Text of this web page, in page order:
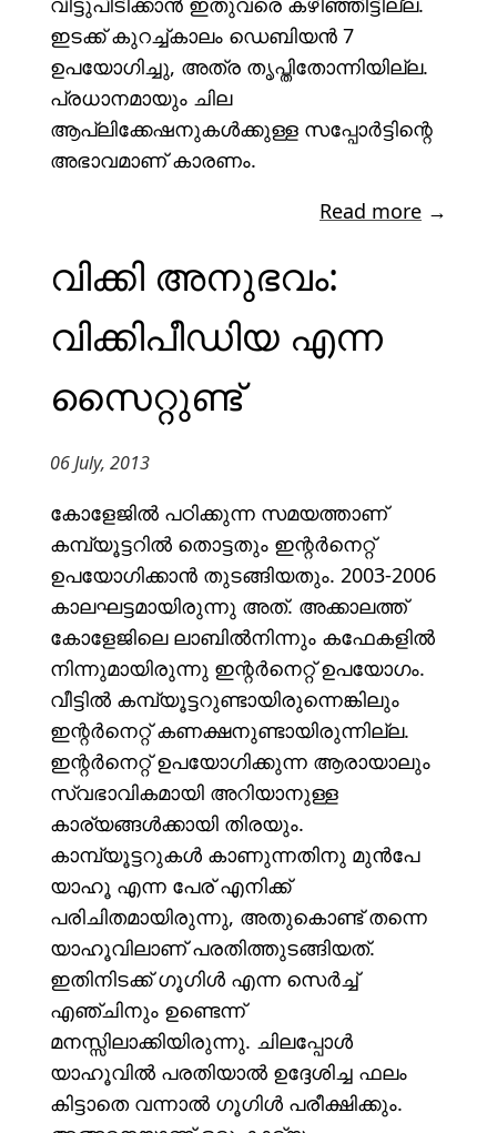
ഇടക്ക് കുറച്ച്കാലം ഡെബിയൻ 7
ഉപയോഗിച്ചു, അത്ര തൃപ്തിതോന്നിയില്ല.
പ്രധാനമായും ചില
ആപ്ലിക്കേഷനുകൾക്കുള്ള സപ്പോർട്ടിന്റെ
അഭാവമാണ് കാരണം.
Read more →
വിക്കി അനുഭവം:
വിക്കിപീഡിയ എന്ന
സൈറ്റുണ്ട്
06 July, 2013
കോളേജിൽ പഠിക്കുന്ന സമയത്താണ്
കമ്പ്യൂട്ടറിൽ തൊട്ടതും ഇന്റർനെറ്റ്
ഉപയോഗിക്കാൻ തുടങ്ങിയതും. 2003-2006
കാലഘട്ടമായിരുന്നു അത്. അക്കാലത്ത്
കോളേജിലെ ലാബിൽനിന്നും കഫേകളിൽ
നിന്നുമായിരുന്നു ഇന്റർനെറ്റ് ഉപയോഗം.
വീട്ടിൽ കമ്പ്യൂട്ടറുണ്ടായിരുന്നെങ്കിലും
ഇന്റർനെറ്റ് കണക്ഷനുണ്ടായിരുന്നില്ല.
ഇന്റർനെറ്റ് ഉപയോഗിക്കുന്ന ആരായാലും
സ്വഭാവികമായി അറിയാനുള്ള
കാര്യങ്ങൾക്കായി തിരയും.
കാമ്പ്യൂട്ടറുകൾ കാണുന്നതിനു മുൻപേ
യാഹൂ എന്ന പേര് എനിക്ക്
പരിചിതമായിരുന്നു, അതുകൊണ്ട് തന്നെ
യാഹൂവിലാണ് പരതിത്തുടങ്ങിയത്.
ഇതിനിടക്ക് ഗൂഗിൾ എന്ന സെർച്ച്
എഞ്ചിനും ഉണ്ടെന്ന്
മനസ്സിലാക്കിയിരുന്നു. ചിലപ്പോൾ
യാഹൂവിൽ പരതിയാൽ ഉദ്ദേശിച്ച ഫലം
കിട്ടാതെ വന്നാൽ ഗൂഗിൾ പരീക്ഷിക്കും.